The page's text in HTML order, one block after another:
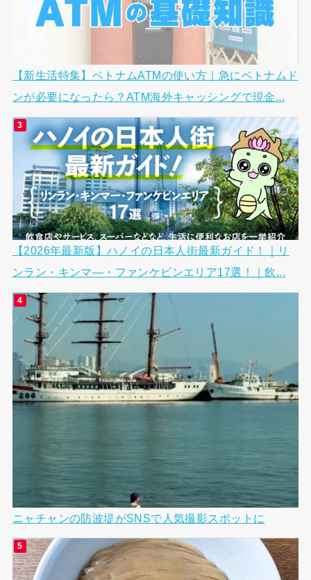
【新生活特集】ベトナムATMの使い方｜急にベトナムド
ンが必要になったら？ATM海外キャッシングで現金...
【2026年最新版】ハノイの日本人街最新ガイド！｜リ
ンラン・キンマ―・ファンケビンエリア17選！｜飲...
ニャチャンの防波堤がSNSで人気撮影スポットに